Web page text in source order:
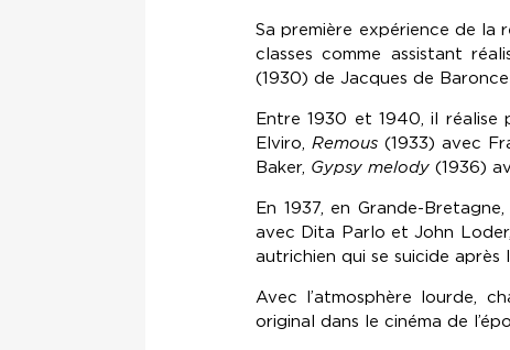
Sa première expérience de la
classes comme assistant
(1930) de Jacques de
Entre 1930 et 1940, il réalise
Elviro, Remous(1933) avec
Baker, Gypsy melody (1936)
En 1937, en Grande-
avec Dita Parlo et John
autrichien qui se suicide après
Avec l’atmosphère lourde,
original dans le cinéma de